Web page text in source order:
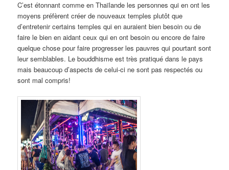
C’est étonnant comme en Thaïlande les personnes qui en ont les
moyens préfèrent créer de nouveaux temples plutôt que
d’entretenir certains temples qui en auraient bien besoin ou de
faire le bien en aidant ceux qui en ont besoin ou encore de faire
quelque chose pour faire progresser les pauvres qui pourtant sont
leur semblables. Le bouddhisme est très pratiqué dans le pays
mais beaucoup d’aspects de celui-ci ne sont pas respectés ou
sont mal compris!